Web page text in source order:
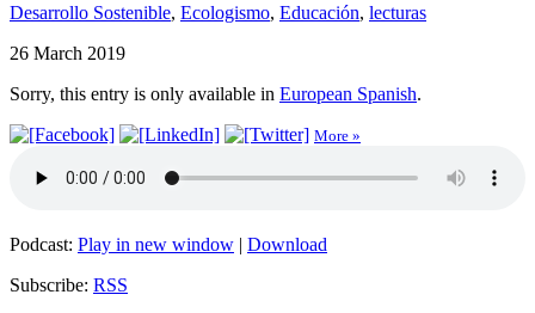
Desarrollo Sostenible, Ecologismo, Educación, lecturas
26 March 2019
Sorry, this entry is only available in European Spanish.
More »
Podcast: Play in new window | Download
Subscribe: RSS